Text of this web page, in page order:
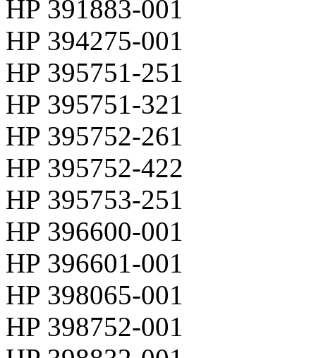
HP 391883-001
HP 394275-001
HP 395751-251
HP 395751-321
HP 395752-261
HP 395752-422
HP 395753-251
HP 396600-001
HP 396601-001
HP 398065-001
HP 398752-001